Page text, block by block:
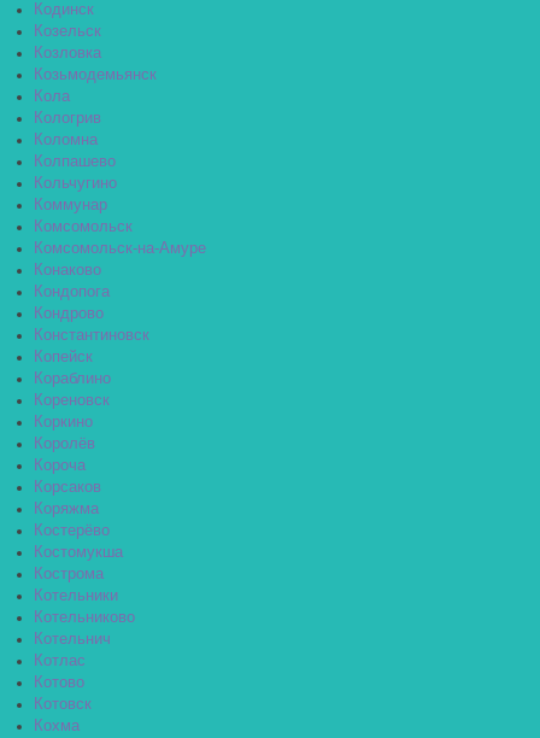
Кодинск
Козельск
Козловка
Козьмодемьянск
Кола
Кологрив
Коломна
Колпашево
Кольчугино
Коммунар
Комсомольск
Комсомольск-на-Амуре
Конаково
Кондопога
Кондрово
Константиновск
Копейск
Кораблино
Кореновск
Коркино
Королёв
Короча
Корсаков
Коряжма
Костерёво
Костомукша
Кострома
Котельники
Котельниково
Котельнич
Котлас
Котово
Котовск
Кохма